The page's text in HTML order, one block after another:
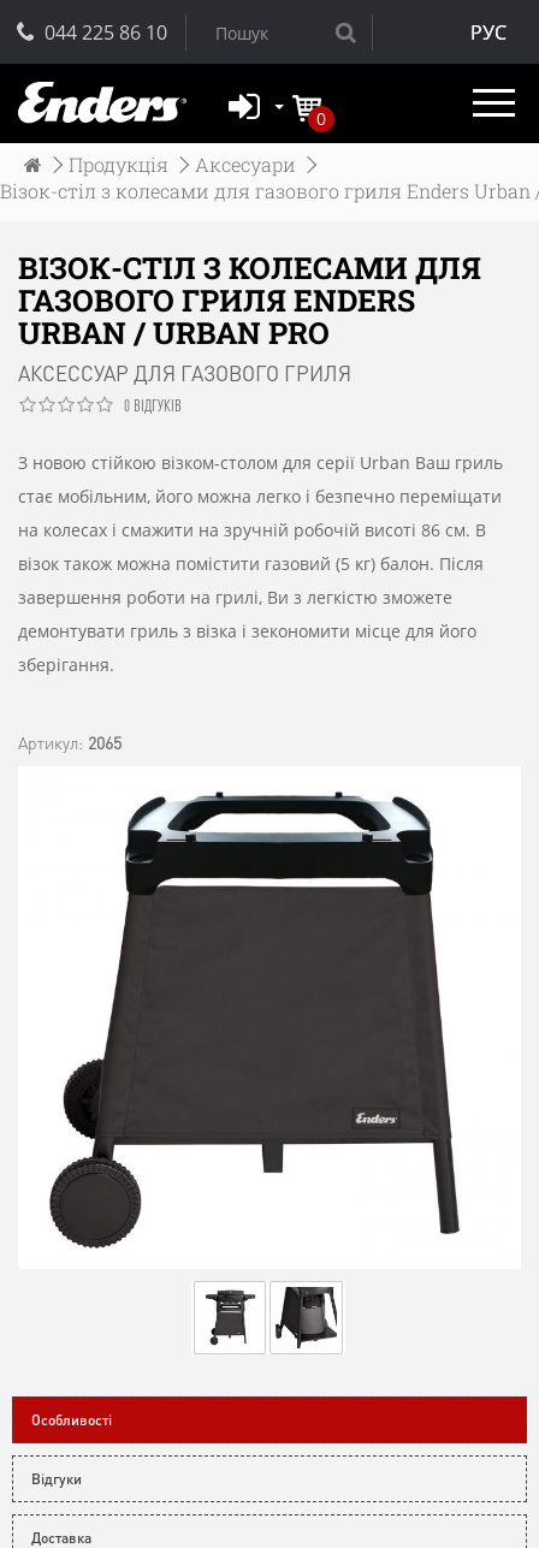
044 225 86 10 РУС
0
Продукція
Аксесуари
Візок-стіл з колесами для газового гриля Enders
ВІЗОК-СТІЛ З КОЛЕСАМИ ДЛЯ
ГАЗОВОГО ГРИЛЯ ENDERS
URBAN / URBAN PRO
АКСЕССУАР ДЛЯ ГАЗОВОГО ГРИЛЯ
0 ВІДГУКІВ
З новою стійкою візком-столом для серії Urban Ваш гриль
стає мобільним, його можна легко і безпечно переміщати
на колесах і смажити на зручній робочій висоті 86 см. В
візок також можна помістити газовий (5 кг) балон. Після
завершення роботи на грилі, Ви з легкістю зможете
демонтувати гриль з візка і зекономити місце для його
зберігання.
Артикул: 2065
Особливості
Відгуки
Доставка